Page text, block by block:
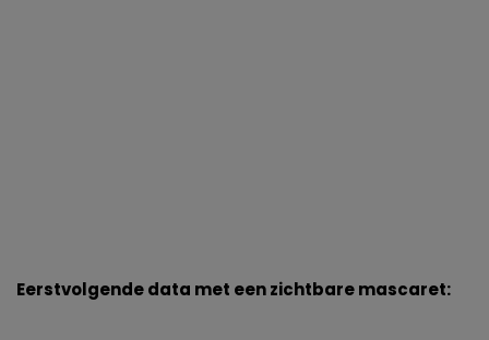
Eerstvolgende data met een zichtbare mascaret: